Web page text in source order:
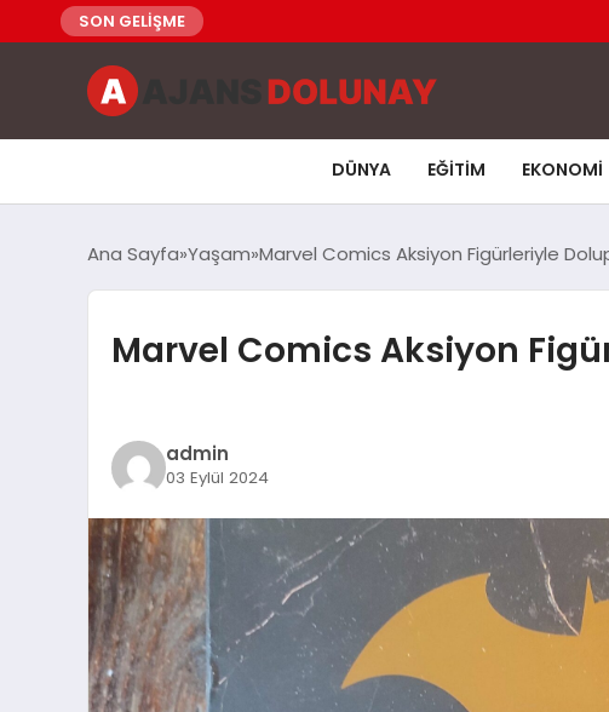
SON GELİŞME
DÜNYA EĞITIM EKONOMI
Ana Sayfa Yaşam Marvel Comics Aksiyon Figürleriyle
Marvel Comics Aksiyon
admin
03 Eylül 2024